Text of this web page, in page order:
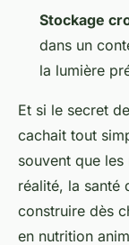
Stockage
dans un
la lumière
Et si le secret
cachait tout
souvent que les
réalité, la santé
construire dès
en nutrition